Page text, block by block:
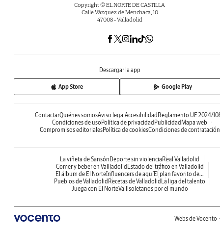
Copyright © EL NORTE DE CASTILLA
Calle Vázquez de Menchaca, 10
47008 - Valladolid
Descargar la app
App Store Google Play
ContactarQuiénes somosAviso legalAccesibilidadReglamento UE 2024/
Condiciones de usoPolítica de privacidadPublicidadMapa web
Compromisos editorialesPolítica de cookiesCondiciones de contratación
La viñeta de SansónDeporte sin violenciaReal Valladolid
Comer y beber en VallladolidEstado del tráfico en Valladolid
El álbum de El NorteInfluencers de aquíEl plan favorito de...
Pueblos de ValladolidRecetas de ValladolidLa liga del talento
Juega con El NorteVallisoletanos por el mundo
Webs de Vocento